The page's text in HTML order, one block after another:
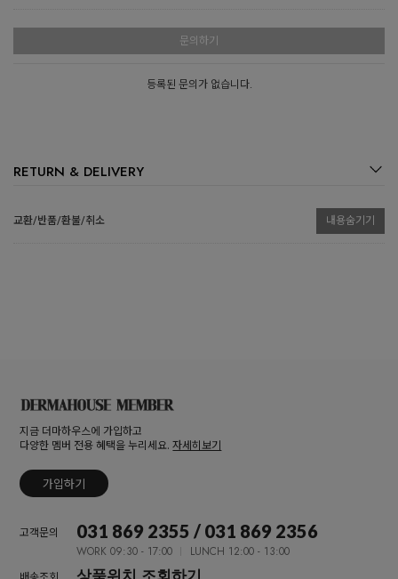
문의하기
등록된 문의가 없습니다.
RETURN & DELIVERY
교환/반품/환불/취소 내용숨기기
지금 더마하우스에 가입하고
다양한 멤버 전용 혜택을 누리세요.자세히보기
가입하기
고객문의 031 869 2355 / 031 869 2356
WORK 09:30 - 17:00 LUNCH 12:00 - 13:00
배송조회